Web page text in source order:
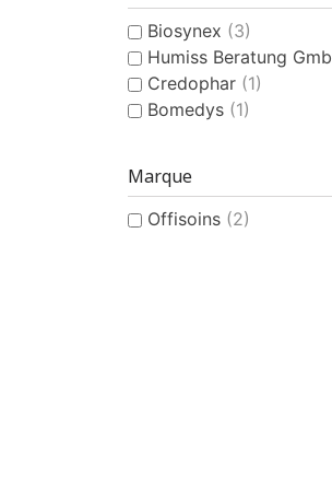
Biosynex (3)
Humiss Beratung Gmb
Credophar (1)
Bomedys (1)
Marque
Offisoins (2)